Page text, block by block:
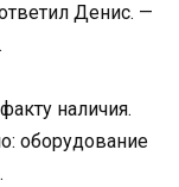
Денис. —
наличия.
оборудование